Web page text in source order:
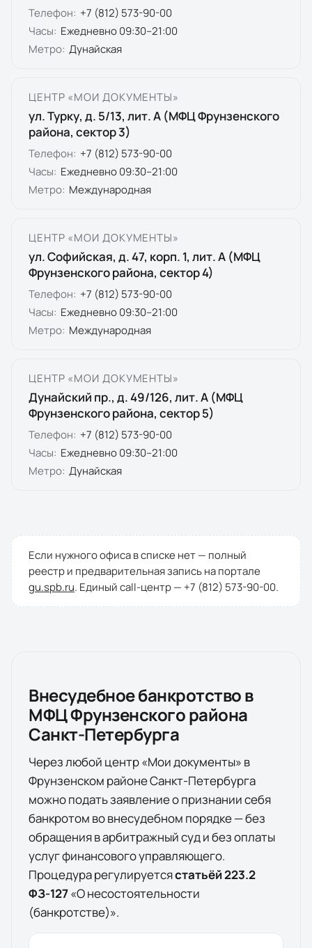
Телефон: +7 (812) 573-90-00
Часы: Ежедневно 09:30–21:00
Метро: Дунайская
ЦЕНТР «МОИ ДОКУМЕНТЫ»
ул. Турку, д. 5/13, лит. А (МФЦ Фрунзенского
района, сектор 3)
Телефон: +7 (812) 573-90-00
Часы: Ежедневно 09:30–21:00
Метро: Международная
ЦЕНТР «МОИ ДОКУМЕНТЫ»
ул. Софийская, д. 47, корп. 1, лит. А (МФЦ
Фрунзенского района, сектор 4)
Телефон: +7 (812) 573-90-00
Часы: Ежедневно 09:30–21:00
Метро: Международная
ЦЕНТР «МОИ ДОКУМЕНТЫ»
Дунайский пр., д. 49/126, лит. А (МФЦ
Фрунзенского района, сектор 5)
Телефон: +7 (812) 573-90-00
Часы: Ежедневно 09:30–21:00
Метро: Дунайская
Если нужного офиса в списке нет — полный
реестр и предварительная запись на портале
gu.spb.ru. Единый call-центр — +7 (812) 573-90-00.
Внесудебное банкротство в
МФЦФрунзенского района
Санкт-Петербурга
Через любой центр «Мои документы» в
Фрунзенском районе Санкт-Петербурга
можно подать заявление о признании себя
банкротом во внесудебном порядке — без
обращения в арбитражный суд и без оплаты
услуг финансового управляющего.
Процедура регулируетсястатьёй 223.2
ФЗ-127«О несостоятельности
(банкротстве)».